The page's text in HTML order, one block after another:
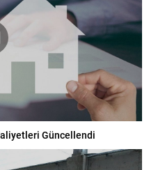
Güncellendi